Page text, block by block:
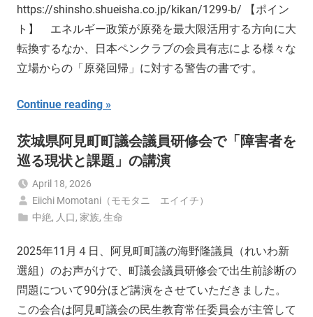
https://shinsho.shueisha.co.jp/kikan/1299-b/ 【ポイン
ト】 エネルギー政策が原発を最大限活用する方向に大
転換するなか、日本ペンクラブの会員有志による様々な
立場からの「原発回帰」に対する警告の書です。
Continue reading
茨城県阿見町町議会議員研修会で「障害者を
巡る現状と課題」の講演
April 18, 2026
Eiichi Momotani（モモタニ エイイチ）
中絶, 人口,家族,生命
2025年11月４日、阿見町町議の海野隆議員（れいわ新
選組）のお声がけで、町議会議員研修会で出生前診断の
問題について90分ほど講演をさせていただきました。
この会合は阿見町議会の民生教育常任委員会が主管して